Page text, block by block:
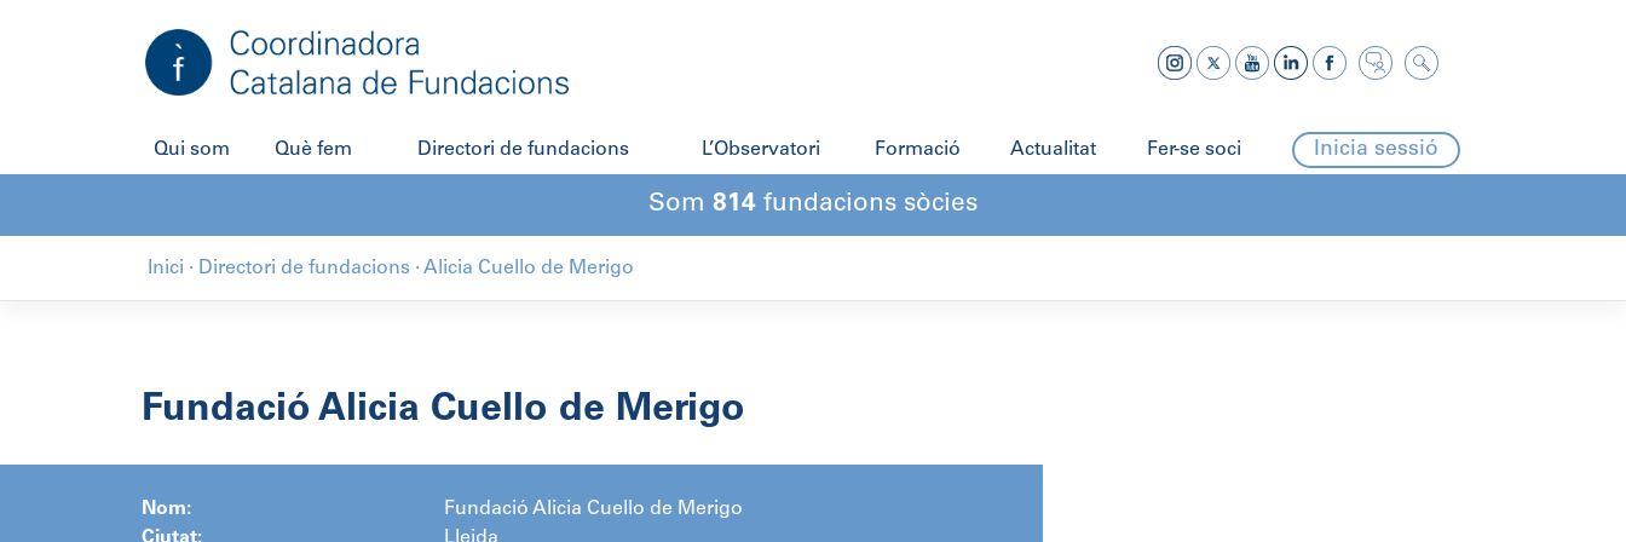
Qui som Què fem Directori de fundacions L’Observatori Formació Actualitat Fer-se soci Inicia sessió
Som 814 fundacions sòcies
Inici · Directori de fundacions · Alicia Cuello de Merigo
Fundació Alicia Cuello de Merigo
Nom:
Fundació Alicia Cuello de Merigo